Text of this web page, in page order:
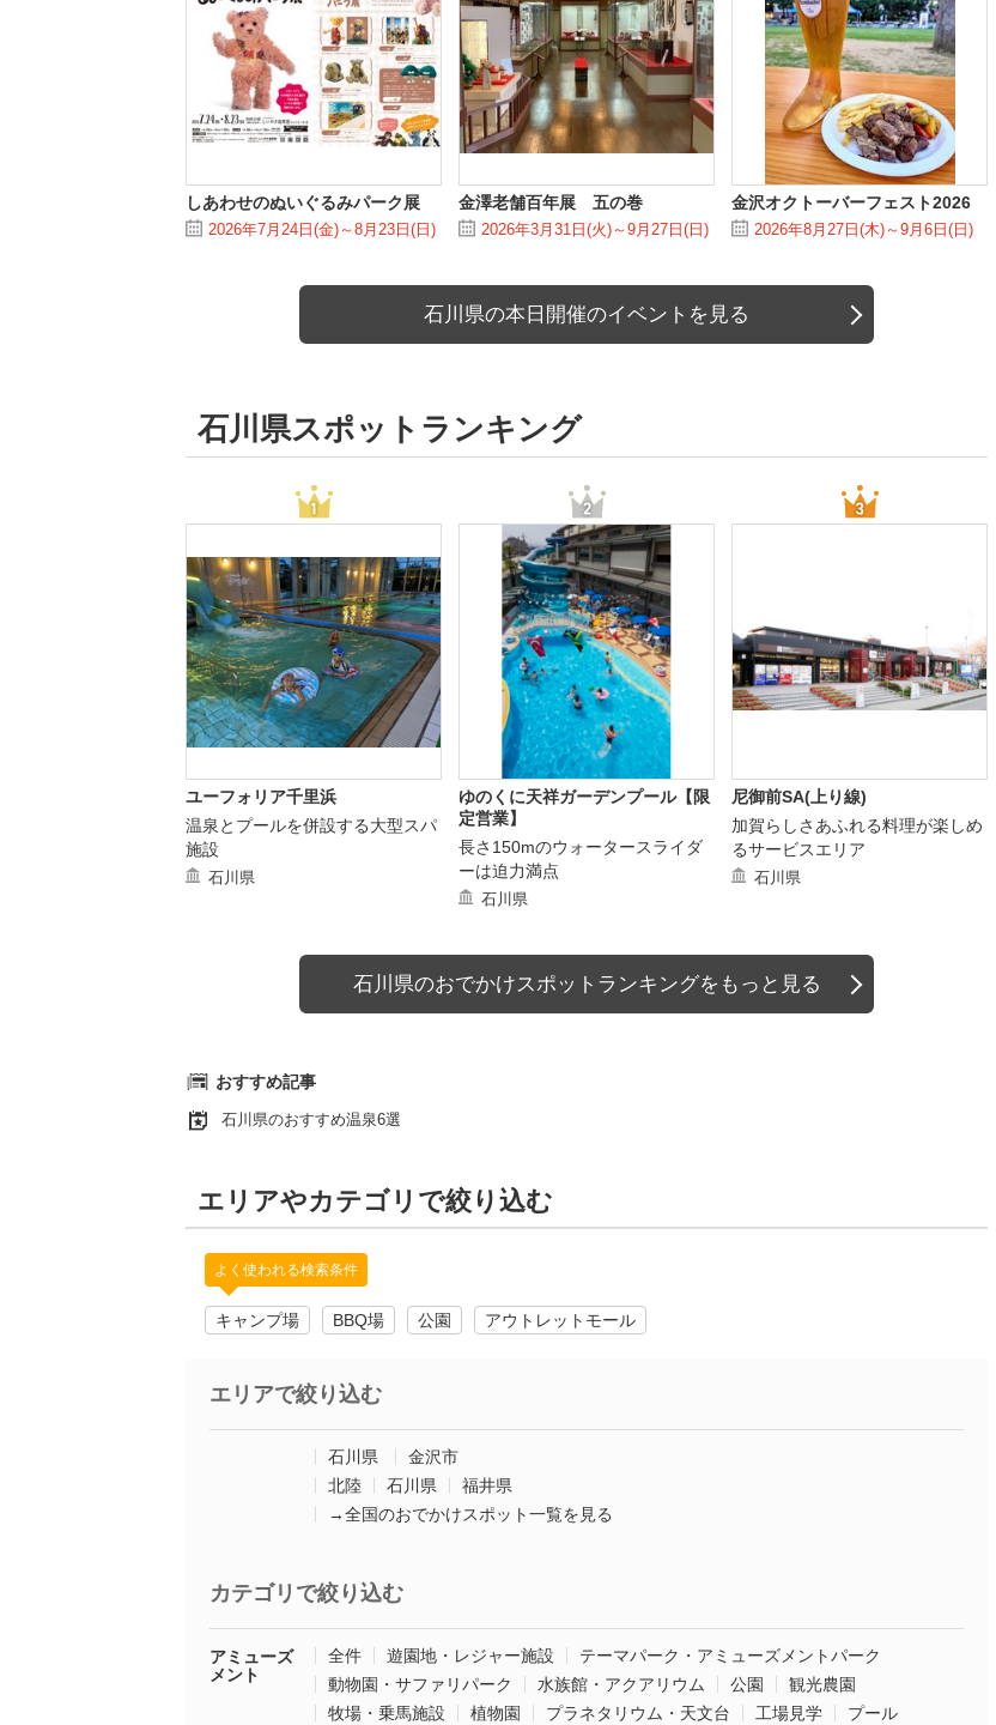
しあわせのぬいぐるみパーク展
2026年7月24日(金)～8月23日(日)
金澤老舗百年展 五の巻
2026年3月31日(火)～9月27日(日)
金沢オクトーバーフェスト2026
2026年8月27日(木)～9月6日(日)
石川県の本日開催のイベントを見る
石川県スポットランキング
ユーフォリア千里浜
温泉とプールを併設する大型スパ
施設
石川県
ゆのくに天祥ガーデンプール【限
定営業】
長さ150mのウォータースライダ
ーは迫力満点
石川県
尼御前SA(上り線)
加賀らしさあふれる料理が楽しめ
るサービスエリア
石川県
石川県のおでかけスポットランキングをもっと見る
おすすめ記事
石川県のおすすめ温泉6選
エリアやカテゴリで絞り込む
よく使われる検索条件
キャンプ場 BBQ場 公園 アウトレットモール
エリアで絞り込む
石川県
金沢市
北陸
石川県
福井県
→全国のおでかけスポット一覧を見る
カテゴリで絞り込む
アミューズ
メント
全件 遊園地・レジャー施設
テーマパーク・アミューズメントパーク
動物園・サファリパーク
水族館・アクアリウム 公園
観光農園
牧場・乗馬施設
植物園 プラネタリウム・天文台 工場見学 プール